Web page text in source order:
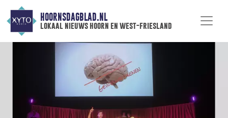
HOORNSDAGBLAD.NL
lokaal nieuws hoorn en west-friesland